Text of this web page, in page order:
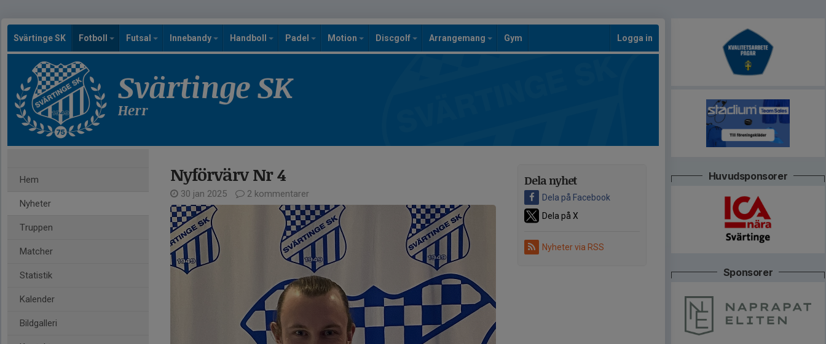
Svärtinge SK Fotboll Futsal Innebandy Handboll Padel Motion Discgolf Arrangemang Gym Logga in
Svärtinge SK
Herr
Hem
Nyheter
Truppen
Matcher
Statistik
Kalender
Bildgalleri
Dela nyhet
Dela på Facebook
Dela på X
Nyheter via RSS
Nyförvärv Nr 4
30 jan 2025 2 kommentarer
Huvudsponsorer
Sponsorer